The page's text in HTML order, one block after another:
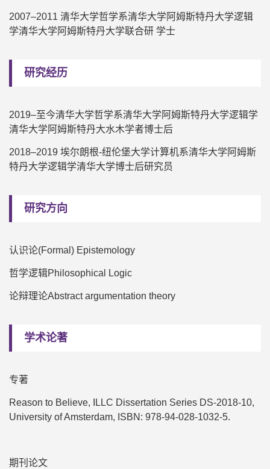
2007–2011 清华大学哲学系清华大学阿姆斯特丹大学逻辑
学清华大学阿姆斯特丹大学联合研 学士
研究经历
2019–至今清华大学哲学系清华大学阿姆斯特丹大学逻辑学
清华大学阿姆斯特丹大水木学者博士后
2018–2019 埃尔朗根-纽伦堡大学计算机系清华大学阿姆斯
特丹大学逻辑学清华大学博士后研究员
研究方向
认识论(Formal) Epistemology
哲学逻辑Philosophical Logic
论辩理论Abstract argumentation theory
学术论著
专著
Reason to Believe, ILLC Dissertation Series DS-2018-10,
University of Amsterdam, ISBN: 978-94-028-1032-5.
期刊论文